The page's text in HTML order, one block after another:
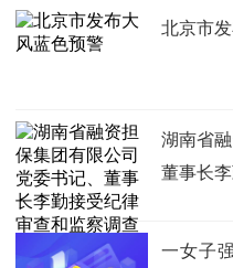
北京市
湖南省
董事长
一女子